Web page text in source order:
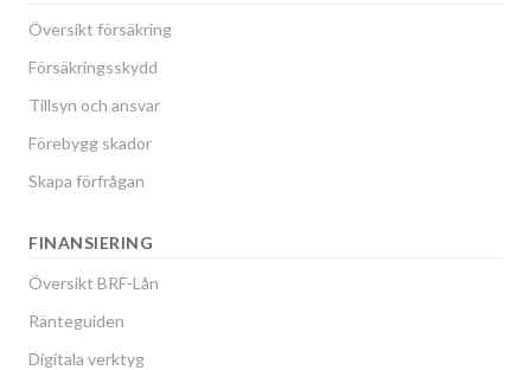
Översikt försäkring
Försäkringsskydd
Tillsyn och ansvar
Förebygg skador
Skapa förfrågan
FINANSIERING
Översikt BRF-Lån
Ränteguiden
Digitala verktyg